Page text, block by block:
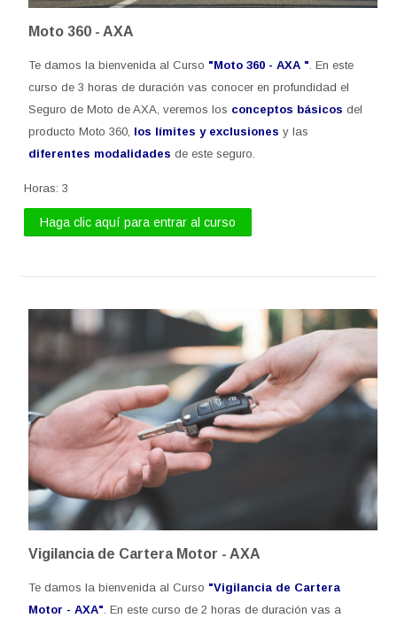
Moto 360 - AXA
Te damos la bienvenida al Curso "Moto 360 - AXA " . En este
curso de 3 horas de duración vas conocer en profundidad el
Seguro de Moto de AXA, veremos los conceptos básicos del
producto Moto 360, los límites y exclusiones y las
diferentes modalidades de este seguro.
Horas:3
Haga clic aquí para entrar al curso
Vigilancia de Cartera Motor - AXA
Te damos la bienvenida al Curso "Vigilancia de Cartera
Motor - AXA". En este curso de 2 horas de duración vas a